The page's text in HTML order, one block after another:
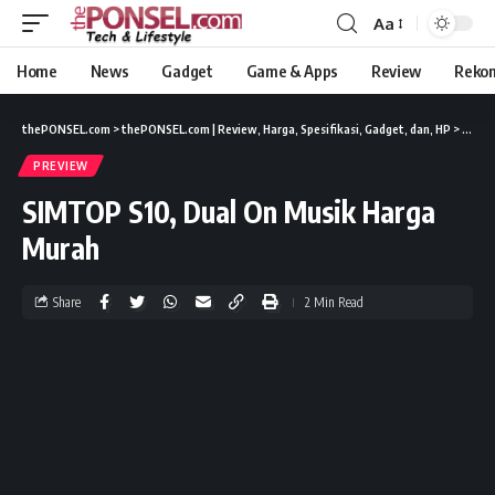
Aa
Home News Gadget Game & Apps Review
thePONSEL.com >thePONSEL.com | Review, Harga, Spesifikasi, Gadget, dan, HP >
PREVIEW
SIMTOP S10, Dual On Musik Harga
Murah
Share 2 Min Read